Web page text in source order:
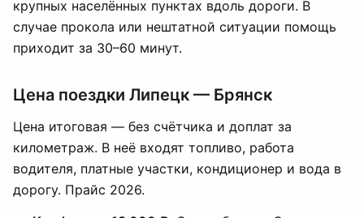
крупных населённых пунктах вдоль дороги. В
случае прокола или нештатной ситуации помощь
приходит за 30–60 минут.
Цена поездки Липецк — Брянск
Цена итоговая — без счётчика и доплат за
километраж. В неё входят топливо, работа
водителя, платные участки, кондиционер и вода в
дорогу. Прайс 2026.